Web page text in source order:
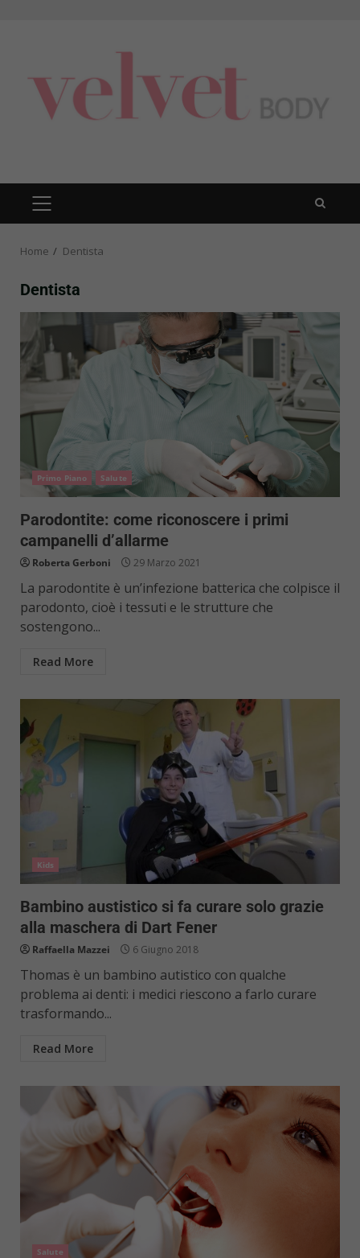
PRIMARY
MENU
Home Dentista
Dentista
Primo Piano Salute
Parodontite: come riconoscere i primi
campanelli d’allarme
Roberta Gerboni 29 Marzo 2021
La parodontite è un’infezione batterica che colpisce il
parodonto, cioè i tessuti e le strutture che
sostengono...
Read More
Kids
Bambino austistico si fa curare solo grazie
alla maschera di Dart Fener
Raffaella Mazzei 6 Giugno 2018
Thomas è un bambino autistico con qualche
problema ai denti: i medici riescono a farlo curare
trasformando...
Read More
Salute